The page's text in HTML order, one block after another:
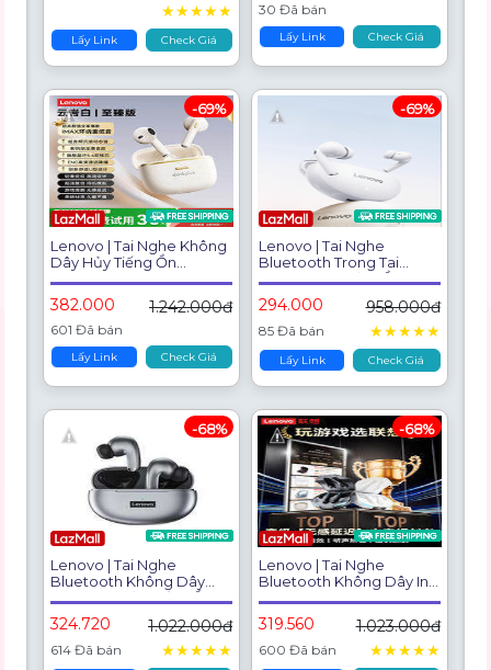
★★★★★
Lấy Link Check Giá
30 Đã bán
Lấy Link Check Giá
Lenovo | Tai Nghe Không
Dây Hủy Tiếng Ồn
Bluetooth Dài Lâu
382.000 1.242.000đ
601 Đã bán
Lấy Link Check Giá
-69%
Lenovo | Tai Nghe
Bluetooth Trong Tai
Không Dây Giảm Ồn
294.000 958.000đ
85 Đã bán ★★★★★
Lấy Link Check Giá
-69%
Lenovo | Tai Nghe
Bluetooth Không Dây
Trong Tai Hủy Tiếng Ồn
324.720 1.022.000đ
614 Đã bán ★★★★★
-68%
Lenovo | Tai Nghe
Bluetooth Không Dây In-
Ear Chuyên Game Thời
Lượng Pin Dài
319.560 1.023.000đ
600 Đã bán ★★★★★
-68%